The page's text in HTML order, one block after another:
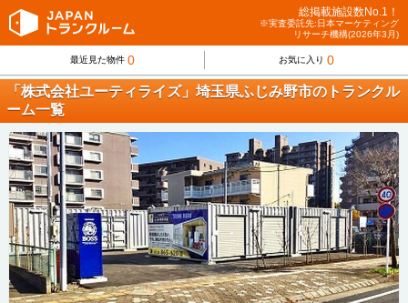
総掲載施設数No.1！
※実査委託先:日本マーケティング
リサーチ機構(2026年3月)
最近見た物件 0 お気に入り 0
「株式会社ユーティライズ」埼玉県ふじみ野市のトランクル
ーム一覧